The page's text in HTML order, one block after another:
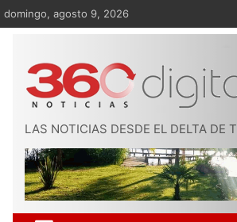
Saltar
al
domingo, agosto 9, 2026
LAS NOTICIAS DESDE EL DELTA DE